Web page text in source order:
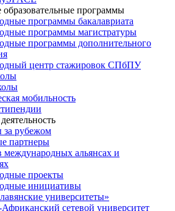
программы
программы бакалавриата
программы магистратуры
программы дополнительного
центр стажировок СПбПУ
мобильность
за рубежом
партнеры
международных альянсах и
проекты
инициативы
университеты»
сетевой университет